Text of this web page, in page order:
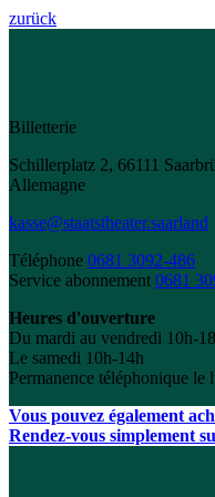
zurück
Billetterie
Schillerplatz 2, 66111
Allemagne
kasse@staatstheater.saarland
Téléphone 0681 3092-486
Service abonnement 0681
Heures d'ouverture
Du mardi au vendredi 10h-
Le samedi 10h-14h
Permanence téléphonique le
Vous pouvez également
Rendez-vous simplement